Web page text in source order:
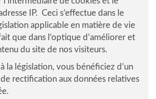
IP. Ceci s’effectue dans le
applicable en matière de vie
que dans l’optique d’améliorer et
du site de nos visiteurs.
la législation, vous bénéficiez d’un
rectification aux données relatives